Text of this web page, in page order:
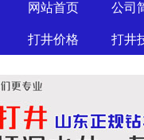
网站首页 公司
打井价格 打井